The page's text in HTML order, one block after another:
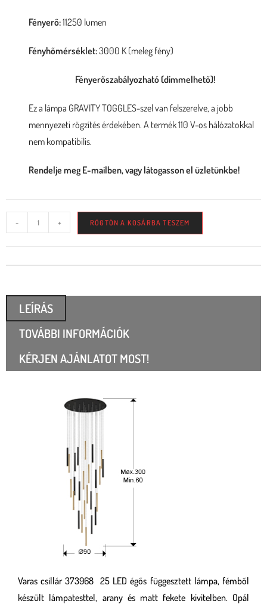
Fényerő:11250 lumen
Fényhőmérséklet:3000 K (meleg fény)
Fényerőszabályozható (dimmelhető)!
Ez a lámpa GRAVITY TOGGLES-szel van felszerelve, a jobb
mennyezeti rögzítés érdekében. A termék 110 V-os hálózatokkal
nem kompatibilis.
Rendelje meg E-mailben, vagy látogasson el üzletünkbe!
- + RÖGTÖN A KOSÁRBA TESZEM
LEÍRÁS
TOVÁBBI INFORMÁCIÓK
KÉRJEN AJÁNLATOT MOST!
Varas csillár 373968 25 LED égős függesztett lámpa, fémből
készült lámpatesttel, arany és matt fekete kivitelben. Opál